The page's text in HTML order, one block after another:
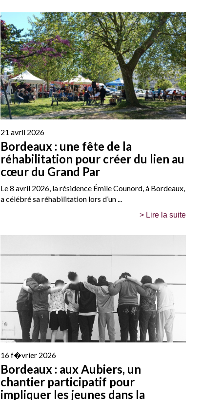
21 avril 2026
Bordeaux : une fête de la
réhabilitation pour créer du lien au
cœur du Grand Par
Le 8 avril 2026, la résidence Émile Counord, à Bordeaux,
a célébré sa réhabilitation lors d’un ...
> Lire la suite
16 f�vrier 2026
Bordeaux : aux Aubiers, un
chantier participatif pour
impliquer les jeunes dans la